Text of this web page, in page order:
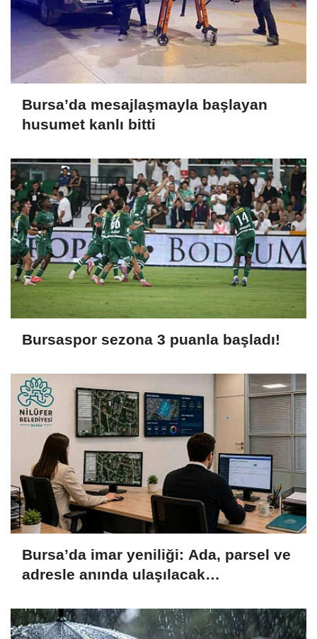
Bursa’da mesajlaşmayla başlayan
husumet kanlı bitti
Bursaspor sezona 3 puanla başladı!
Bursa’da imar yeniliği: Ada, parsel ve
adresle anında ulaşılacak…